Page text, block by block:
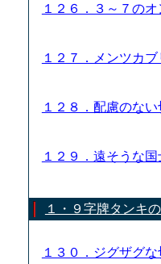
１２６．３～７の
１２７．メンツカ
１２８．配慮のな
１２９．遠そうな
１・９字牌タンキ
１３０．ジグザグ